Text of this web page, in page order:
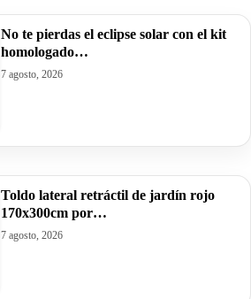
No te pierdas el eclipse solar con el kit
homologado…
7 agosto, 2026
Toldo lateral retráctil de jardín rojo
170x300cm por…
7 agosto, 2026